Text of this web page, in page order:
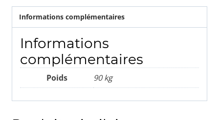
812
Informations complémentaires
Informations
complémentaires
Poids 90 kg